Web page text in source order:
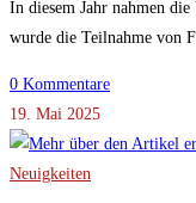
In diesem Jahr nahmen
wurde die Teilnahme von
0 Kommentare
19. Mai 2025
Neuigkeiten